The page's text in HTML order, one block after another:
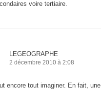
voire tertiaire.
LEGEOGRAPHE
2 décembre 2010 à 2:08
encore tout imaginer. En fait, une